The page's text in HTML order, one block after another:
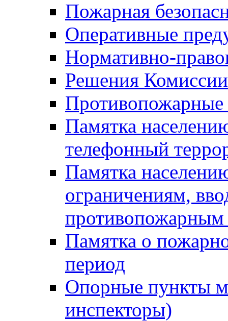
Пожарная
Оперативные
Нормативно-
Решения
Противопожарные
Памятка
телефонный
Памятка
ограничениям,
Памятка о
период
Опорные пункты
инспекторы)